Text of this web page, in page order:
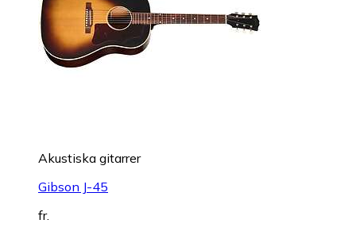
Akustiska gitarrer
Gibson J-45
fr.